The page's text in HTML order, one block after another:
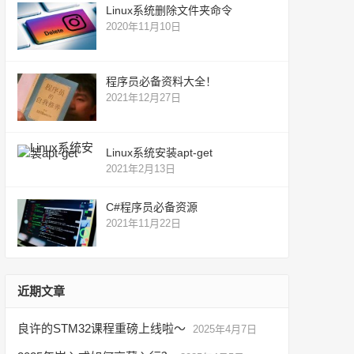
Linux系统删除文件夹命令
2020年11月10日
程序员必备资料大全！
2021年12月27日
Linux系统安装apt-get
2021年2月13日
C#程序员必备资源
2021年11月22日
近期文章
良许的STM32课程重磅上线啦～ 2025年4月7日